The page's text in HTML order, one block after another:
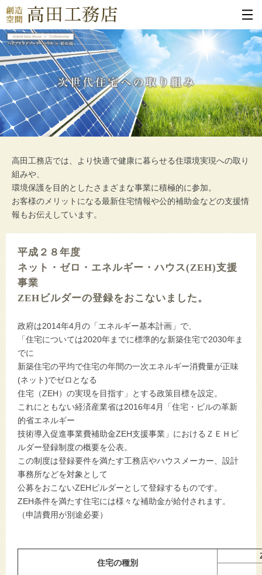
高田工務店では、より快適で健康に暮らせる住環境実現への取り
組みや、
環境保護を目的としたさまざまな事業に積極的に参加。
お客様のメリットになる最新住宅情報や公的補助金などの支援情
報もお伝えしています。
平成２８年度
ネット・ゼロ・エネルギー・ハウス(ZEH)支援
事業
ZEHビルダーの登録をおこないました。
政府は2014年4月の「エネルギー基本計画」で、
「住宅については2020年までに標準的な新築住宅で2030年ま
でに
新築住宅の平均で住宅の年間の一次エネルギー消費量が正味
(ネット)でゼロとなる
住宅（ZEH）の実現を目指す」とする政策目標を設定。
これにともない経済産業省は2016年4月「住宅・ビルの革新
的省エネルギー
技術導入促進事業費補助金ZEH支援事業」におけるＺＥＨビ
ルダー登録制度の概要を公表。
この制度は登録要件を満たす工務店やハウスメーカー、設計
事務所などを対象として
公募をおこないZEHビルダーとして登録するものです。
ZEH条件を満たす住宅には様々な補助金が給付されます。
（申請費用が別途必要）
住宅の種別